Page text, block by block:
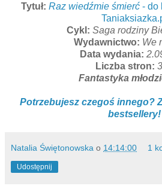
Tytuł: Raz wiedźmie śmierć - do
Cykl: Saga rodziny
Wydawnictwo: We
Data wydania:
Liczba stron:
Fantastyka
Potrzebujesz czegoś innego?
bestsellery!
Natalia Świętonowska o 14:14:00 1
Udostępnij